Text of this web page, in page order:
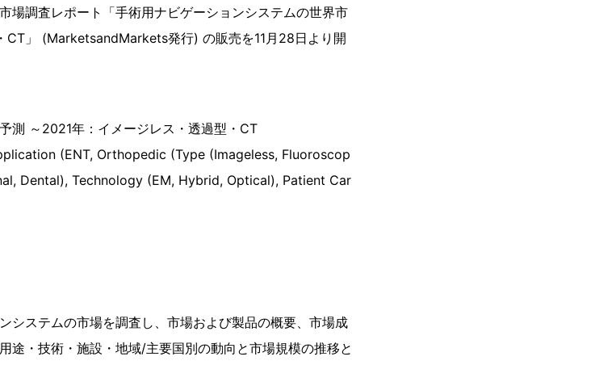
場調査レポート「手術用ナビゲーションシステムの世界市
CT」 (MarketsandMarkets発行) の販売を11月28日より開
測 ～2021年：イメージレス・透過型・CT
(ENT, Orthopedic (Type (Imageless, Fluoroscop
Dental), Technology (EM, Hybrid, Optical), Patient Car
システムの市場を調査し、市場および製品の概要、市場成
途・技術・施設・地域/主要国別の動向と市場規模の推移と